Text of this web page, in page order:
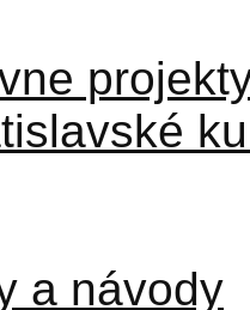
a návody